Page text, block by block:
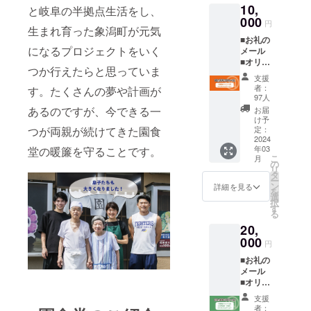
と岐阜の半拠点生活をし、
生まれ育った象潟町が元気
になるプロジェクトをいく
つか行えたらと思っていま
す。たくさんの夢や計画が
あるのですが、今できる一
つが両親が続けてきた園食
堂の暖簾を守ることです。
す。 ※
予定時
前に届
く場合
がござ
いま
す。詳
しくは
本文の
「■リ
ターン
品につ
いて」
をご覧
くださ
い。
ます。
【消費
期限】
・冷凍
肉タン
メン／
製造日
より１
援金額
は支援
者さま
が支援
を申し
込む際
に、任
意で引
ます。
「上乗
で応援
しよ
う」の
欄があ
ります
10,
000 円
■お礼の
メール
■オリジ
ナルス
テッ
カー1枚
（50×5
0mm）
■園食
堂 冷
凍肉タ
ンメ
ン 2食
入（冷
凍） を
ます。
【消費
期限】
・冷凍
肉タン
メン／
製造日
より１
支援
者：
97人
お届
け予
定：
2024
年03
月
詳細を見る
こ
の
リ
タ
ー
ン
を
選
択
す
る
20,
000 円
■お礼の
メール
■オリジ
ナルス
テッ支援
者：